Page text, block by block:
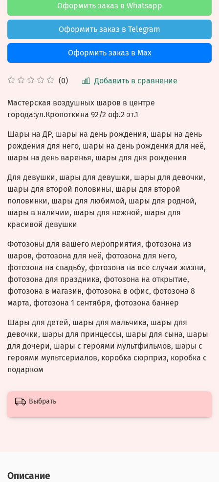
(0) Добавить в сравнение
Оформить заказ в Whatsapp
Оформить заказ в Telegram
Оформить заказ в Max
Мастерская воздушных шаров в центре
города:ул.Кропоткина 92/2 оф.2 эт.1
Шары на ДР, шары на день рождения, шары на день
рождения для него, шары на день рождения для неё,
шары на день варенья, шары для дня рождения
Для девушки, шары для девушки, шары для девочки,
шары для второй половины, шары для второй
половинки, шары для любимой, шары для родной,
шары в наличии, шары для нежной, шары для
красивой девушки
Фотозоны для вашего мероприятия, фотозона из
шаров, фотозона для неё, фотозона для него,
фотозона на свадьбу, фотозона на все случаи жизни,
фотозона для праздника, фотозона на открытие,
фотозона в магазин, фотозона в офис, фотозона 8
марта, фотозона 1 сентября, фотозона баннер
Шары для детей, шары для мальчика, шары для
девочки, шары для принцессы, шары для сына, шары
для дочери, шары с героями мультфильмов, шары с
героями мультсериалов, коробка сюрприз, коробка с
подарком
Выбрать
Описание